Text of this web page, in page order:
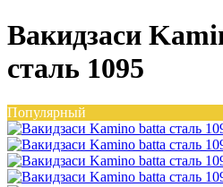
Вакидзаси
сталь 1095
Популярный